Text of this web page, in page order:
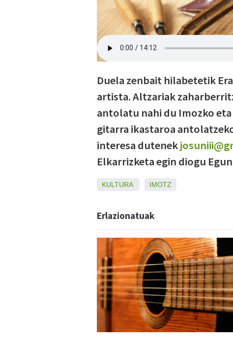
Duela zenbait hilabetetik
artista. Altzariak
antolatu nahi du Imozko
gitarra ikastaroa
interesa dutenek
Elkarrizketa egin diogu
KULTURA IMOTZ
Erlazionatuak